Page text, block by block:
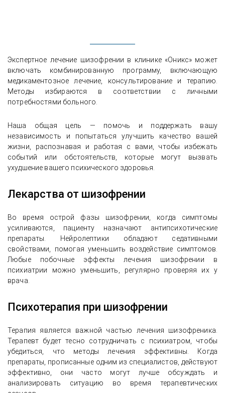
Экспертное лечение шизофрении в клинике «Оникс» может
включать комбинированную программу, включающую
медикаментозное лечение, консультирование и терапию.
Методы избираются в соответствии с личными
потребностями больного.
Наша общая цель — помочь и поддержать вашу
независимость и попытаться улучшить качество вашей
жизни, распознавая и работая с вами, чтобы избежать
событий или обстоятельств, которые могут вызвать
ухудшение вашего психического здоровья.
Лекарства от шизофрении
Во время острой фазы шизофрении, когда симптомы
усиливаются, пациенту назначают антипсихотические
препараты. Нейролептики обладают седативными
свойствами, помогая уменьшить воздействие симптомов.
Любые побочные эффекты лечения шизофрении в
психиатрии можно уменьшить, регулярно проверяя их у
врача.
Психотерапия при шизофрении
Терапия является важной частью лечения шизофреника.
Терапевт будет тесно сотрудничать с психиатром, чтобы
убедиться, что методы лечения эффективны. Когда
препараты, прописанные одним из специалистов, действуют
эффективно, они часто могут лучше обсуждать и
анализировать ситуацию во время терапевтических